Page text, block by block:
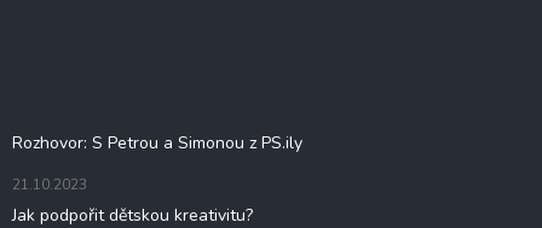
Rozhovor: S Petrou a Simonou z PS.ily
21.10.2023
Jak podpořit dětskou kreativitu?